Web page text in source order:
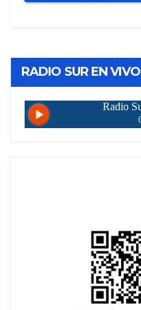
RADIO SUR EN VIVO